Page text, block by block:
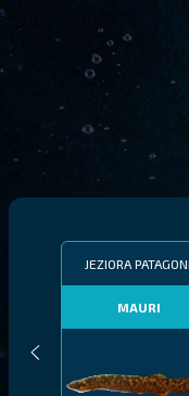
JEZIORA
MAURI